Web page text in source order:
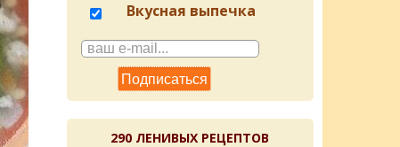
Вкусная выпечка
290 ЛЕНИВЫХ РЕЦЕПТОВ